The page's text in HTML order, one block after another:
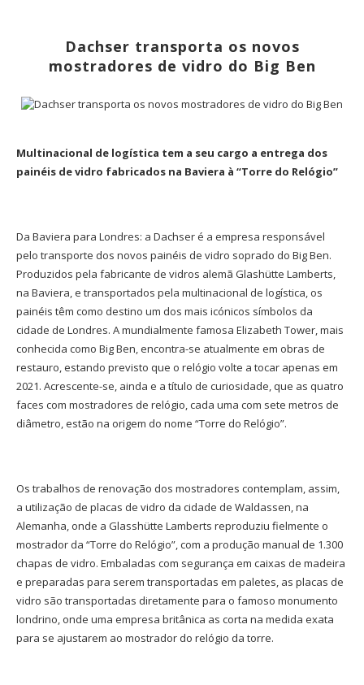
Dachser transporta os novos
mostradores de vidro do Big Ben
Multinacional de logística tem a seu cargo a entrega dos
painéis de vidro fabricados na Baviera à “Torre do Relógio”
Da Baviera para Londres: a Dachser é a empresa responsável
pelo transporte dos novos painéis de vidro soprado do Big Ben.
Produzidos pela fabricante de vidros alemã Glashütte Lamberts,
na Baviera, e transportados pela multinacional de logística, os
painéis têm como destino um dos mais icónicos símbolos da
cidade de Londres. A mundialmente famosa Elizabeth Tower, mais
conhecida como Big Ben, encontra-se atualmente em obras de
restauro, estando previsto que o relógio volte a tocar apenas em
2021. Acrescente-se, ainda e a título de curiosidade, que as quatro
faces com mostradores de relógio, cada uma com sete metros de
diâmetro, estão na origem do nome “Torre do Relógio”.
Os trabalhos de renovação dos mostradores contemplam, assim,
a utilização de placas de vidro da cidade de Waldassen, na
Alemanha, onde a Glasshütte Lamberts reproduziu fielmente o
mostrador da “Torre do Relógio”, com a produção manual de 1.300
chapas de vidro. Embaladas com segurança em caixas de madeira
e preparadas para serem transportadas em paletes, as placas de
vidro são transportadas diretamente para o famoso monumento
londrino, onde uma empresa britânica as corta na medida exata
para se ajustarem ao mostrador do relógio da torre.